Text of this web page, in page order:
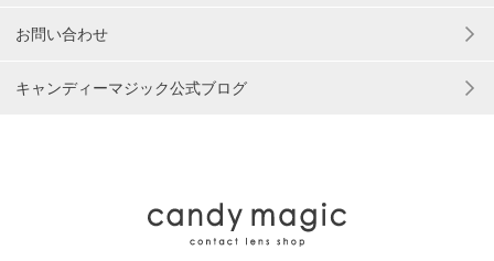
お問い合わせ
キャンディーマジック公式ブログ